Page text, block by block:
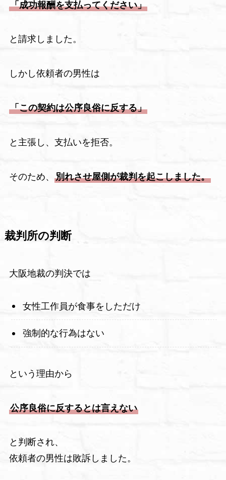
「成功報酬を支払ってください」
と請求しました。
しかし依頼者の男性は
「この契約は公序良俗に反する」
と主張し、支払いを拒否。
そのため、 別れさせ屋側が裁判を起こしました。
裁判所の判断
大阪地裁の判決では
女性工作員が食事をしただけ
強制的な行為はない
という理由から
公序良俗に反するとは言えない
と判断され、
依頼者の男性は敗訴しました。